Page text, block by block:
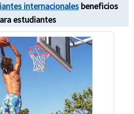
internacionales beneficios
estudiantes